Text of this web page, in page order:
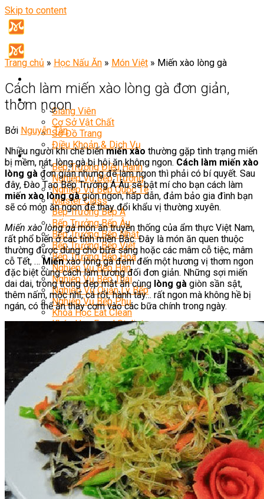
Skip to content
Giới Thiệu
Giảng Viên
Cơ Sở Vật Chất
Sơ Đồ Trang
Điều Khoản & Dịch Vụ
Khóa Học
Bếp Trưởng Điều Hành
Nghiệp Vụ Bếp Trưởng
Nghiệp Vụ Bếp Quốc Tế
Master Class
Bếp Trưởng Bếp Á
Bếp Trưởng Bếp Âu
Bếp Trưởng Bếp Nhật
Bếp Trưởng Bếp Việt
Bếp Trưởng Bếp Hoa
Nghiệp Vụ Bếp Hàn
Nghiệp Vụ Bếp Thái
Nghiệp Vụ Quản Lý Bếp
Nghiệp Vụ Bếp Phụ
Khóa Học Eat Clean
Khóa Học Food Stylist
Khởi Sự Kinh Doanh Nhà Hàng
Nghiệp Vụ Bếp Chay
Điểm Tâm Hồng Kông
Học Cắt Tỉa Rau Củ Quả
Học Nấu Ăn Gia Đình
Học Mở Quán Kinh Doanh
Khóa Học Khởi Sự Kinh Doanh Ngành F&B
Bí Quyết Kinh Doanh Và Vận Hành Mô Hình Ẩm
Thực
Khai Giảng
Mẹo Nấu Ăn
Nghề Bếp
Kiến Thức
Học Nấu Chè
Chè Hạt Sen
Trang chủ » Học Nấu Ăn » Món Việt » Miến xào lòng gà
Cách làm miến xào lòng gà đơn giản,
thơm ngon
Bởi Nguyễn Tân
Nhiều người khi chế biếnmiến xào thường gặp tình trạng miến
bị mềm, nát, lòng gà bị hôi ăn không ngon. Cách làm miến xào
lòng gà đơn giản nhưng để làm ngon thì phải có bí quyết. Sau
đây, Đào Tạo Bếp Trưởng Á Âu sẽ bật mí cho bạn cách làm
miến xào lòng gàgiòn ngon, hấp dẫn, đảm bảo gia đình bạn
sẽ có món ăn ngon để thay đổi khẩu vị thường xuyên.
Miến xào lòng gàmón ăn truyền thống của ẩm thực Việt Nam,
rất phổ biến ở các tỉnh miền Bắc. Đây là món ăn quen thuộc
thường được dùng cho bữa sáng hoặc các mâm cỗ tiệc, mâm
cỗ Tết, …Miếnxào lòng gà đem đến một hương vị thơm ngon
đặc biệt cùng cách làm tương đối đơn giản. Những sợi miến
dai dai, trong trong đẹp mắt ăn cùng lòng gà giòn sần sật,
thêm nấm, mộc nhĩ, cà rốt, hành tây… rất ngon mà không hề bị
ngán, có thể ăn thay cơm vào các bữa chính trong ngày.